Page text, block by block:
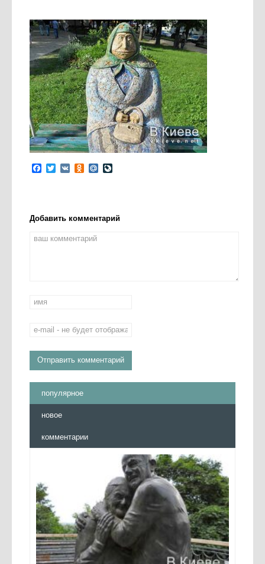
Facebook
Twitter
VK Odnoklassniki
Mail.Ru
Добавить комментарий
популярное
новое
комментарии